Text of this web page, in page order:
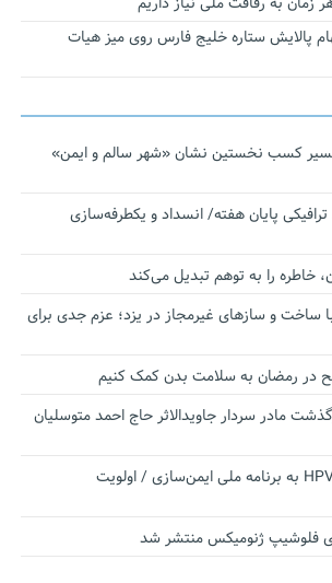
سهام پالایش ستاره خلیج فارس روی میز هیات
کسب نخستین نشان «شهر سالم و ایمن»
پایان هفته/ انسداد و یکطرفه‌سازی
خاطره را به توهم تبدیل می‌کند
ساخت‌ و سازهای غیرمجاز در یزد؛ عزم جدی برای
در رمضان به سلامت بدن کمک کنیم
مادر سردار جاویدالاثر حاج احمد متوسلیان
بررسی ورود واکسن HPV به برنامه ملی ایمن‌سازی / اولویت
فلوشیپ ژنومیکس منتشر شد